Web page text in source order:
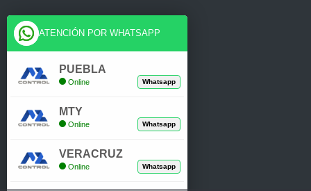
Cuenta
Tienda
Mi Cuenta
ATENCIÓN POR WHATSAPP
PUEBLA
Online Whatsapp
MTY
Online Whatsapp
VERACRUZ
Online Whatsapp